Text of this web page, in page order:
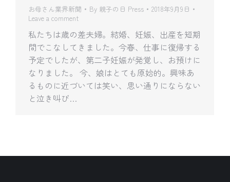
お母さん業界新聞 By 親子の日 Press
2018年9月9日
Leave a comment
私たちは歳の差夫婦。結婚、妊娠、出産を短期
間でこなしてきました。今春、仕事に復帰する
予定でしたが、第二子妊娠が発覚し、お預けに
なりました。 今、娘はとても原始的。興味あ
るものに近づいては笑い、思い通りにならない
と泣き叫び…